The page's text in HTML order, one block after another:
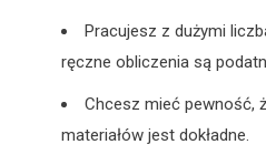
Pracujesz z dużymi
ręczne obliczenia są
Chcesz mieć pewność,
materiałów jest dokładne.